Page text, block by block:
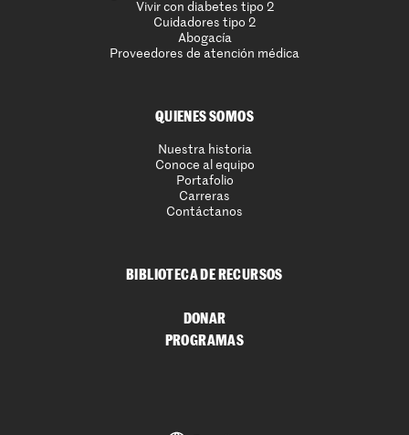
Vivir con diabetes tipo 2
Cuidadores tipo 2
Abogacía
Proveedores de atención médica
QUIENES SOMOS
Nuestra historia
Conoce al equipo
Portafolio
Carreras
Contáctanos
BIBLIOTECA DE RECURSOS
DONAR
PROGRAMAS